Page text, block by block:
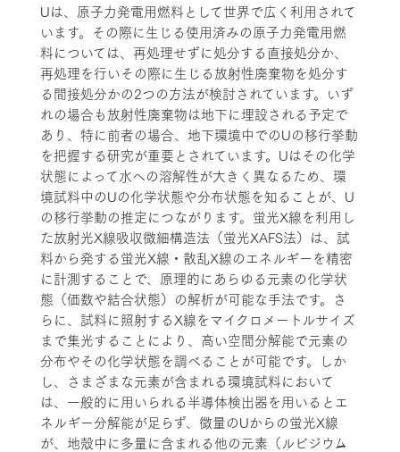
Uは、原子力発電用燃料として世界で広く利用されて
います。その際に生じる使用済みの原子力発電用燃
料については、再処理せずに処分する直接処分か、
再処理を行いその際に生じる放射性廃棄物を処分す
る間接処分かの2つの方法が検討されています。いず
れの場合も放射性廃棄物は地下に埋設される予定で
あり、特に前者の場合、地下環境中でのUの移行挙動
を把握する研究が重要とされています。Uはその化学
状態によって水への溶解性が大きく異なるため、環
境試料中のUの化学状態や分布状態を知ることが、U
の移行挙動の推定につながります。蛍光X線を利用し
た放射光X線吸収微細構造法（蛍光XAFS法）は、試
料から発する蛍光X線・散乱X線のエネルギーを精密
に計測することで、原理的にあらゆる元素の化学状
態（価数や結合状態）の解析が可能な手法です。さ
らに、試料に照射するX線をマイクロメートルサイズ
まで集光することにより、高い空間分解能で元素の
分布やその化学状態を調べることが可能です。しか
し、さまざまな元素が含まれる環境試料において
は、一般的に用いられる半導体検出器を用いるとエ
ネルギー分解能が足らず、微量のUからの蛍光X線
が、地殻中に多量に含まれる他の元素（ルビジウム